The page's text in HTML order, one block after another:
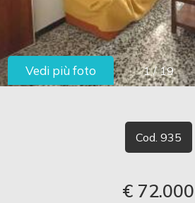
1 / 19
Vedi più foto
Cod. 935
€ 72.000
LAVORA
CON
NOI
Provincia
Comune